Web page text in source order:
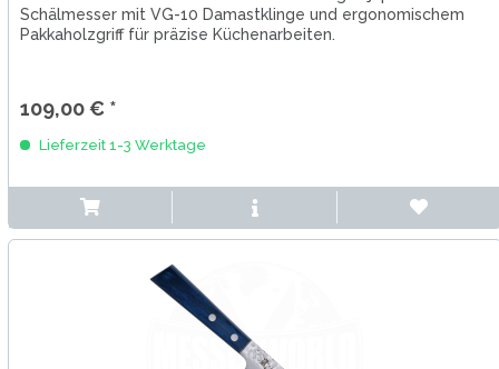
Schälmesser mit VG-10 Damastklinge und ergonomischem
Pakkaholzgriff für präzise Küchenarbeiten.
109,00 € *
Lieferzeit 1-3 Werktage